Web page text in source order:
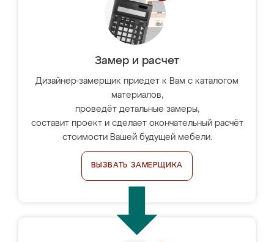
Замер и расчет
Дизайнер-замерщик приедет к Вам с каталогом
материалов,
проведёт детальные замеры,
составит проект и сделает окончательный расчёт
стоимости Вашей будущей мебели.
ВЫЗВАТЬ ЗАМЕРЩИКА